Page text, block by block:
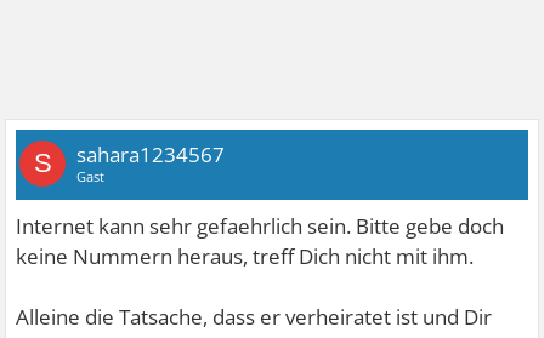
S sahara1234567
Gast
Internet kann sehr gefaehrlich sein. Bitte gebe doch
keine Nummern heraus, treff Dich nicht mit ihm.
Alleine die Tatsache, dass er verheiratet ist und Dir